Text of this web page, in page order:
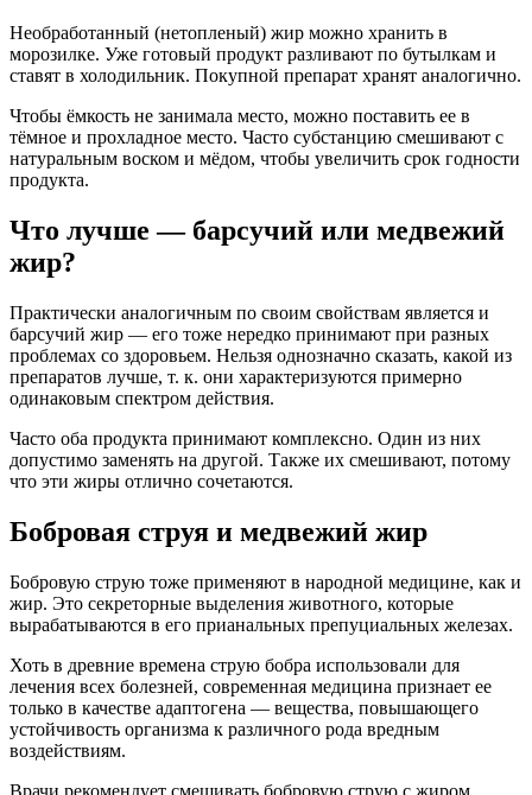
Необработанный (нетопленый) жир можно хранить в
морозилке. Уже готовый продукт разливают по бутылкам и
ставят в холодильник. Покупной препарат хранят аналогично.
Чтобы ёмкость не занимала место, можно поставить ее в
тёмное и прохладное место. Часто субстанцию смешивают с
натуральным воском и мёдом, чтобы увеличить срок годности
продукта.
Что лучше — барсучий или медвежий
жир?
Практически аналогичным по своим свойствам является и
барсучий жир — его тоже нередко принимают при разных
проблемах со здоровьем. Нельзя однозначно сказать, какой из
препаратов лучше, т. к. они характеризуются примерно
одинаковым спектром действия.
Часто оба продукта принимают комплексно. Один из них
допустимо заменять на другой. Также их смешивают, потому
что эти жиры отлично сочетаются.
Бобровая струя и медвежий жир
Бобровую струю тоже применяют в народной медицине, как и
жир. Это секреторные выделения животного, которые
вырабатываются в его прианальных препуциальных железах.
Хоть в древние времена струю бобра использовали для
лечения всех болезней, современная медицина признает ее
только в качестве адаптогена — вещества, повышающего
устойчивость организма к различного рода вредным
воздействиям.
Врачи рекомендует смешивать бобровую струю с жиром